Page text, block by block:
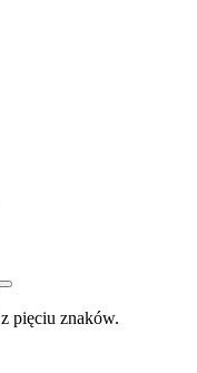
pięciu znaków.